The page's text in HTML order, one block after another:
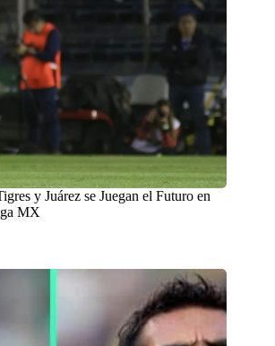
y Juárez se Juegan el Futuro en
MX